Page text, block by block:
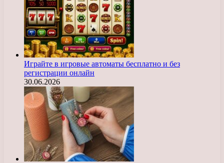
Играйте в игровые автоматы бесплатно и без
регистрации онлайн
30.06.2026